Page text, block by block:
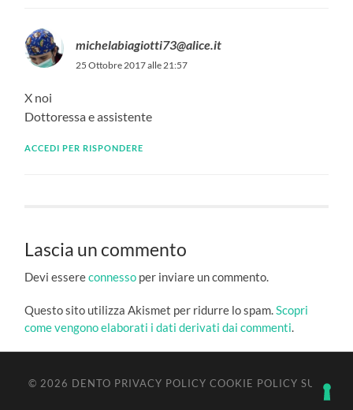
michelabiagiotti73@alice.it
25 Ottobre 2017 alle 21:57
X noi
Dottoressa e assistente
ACCEDI PER RISPONDERE
Lascia un commento
Devi essereconnesso per inviare un commento.
Questo sito utilizza Akismet per ridurre lo spam.Scopri
come vengono elaborati i dati derivati dai commenti.
© 2026 DENTO PRIVACY POLICY COOKIE POLICY SU ↑